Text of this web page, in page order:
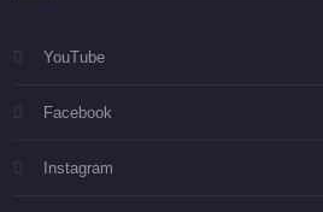
YouTube
Facebook
Instagram